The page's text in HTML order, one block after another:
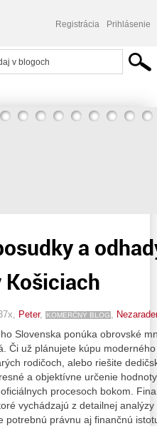
Registrácia Prihlásenie
v Košiciach
a
Peter, KOMERČNÝ BLOG
Slovenska ponúka obrovské
Či už plánujete kúpu
rodičoch, alebo riešite
a objektívne určenie
procesoch bokom.
vychádzajú z detailnej
potrebnú právnu aj finančnú